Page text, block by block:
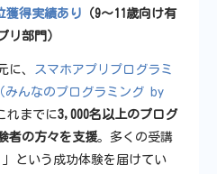
獲得実績あり （9〜11歳向け有
リ部門）
に、
スマホアプリプログラミ
みんなのプログラミング by
れまでに3,000名以上のプログ
者の方々を支援。多くの受講
という成功体験を届けてい